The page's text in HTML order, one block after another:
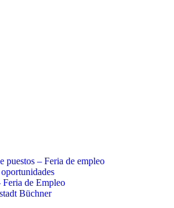
puestos – Feria de empleo
de Empleo
Büchner